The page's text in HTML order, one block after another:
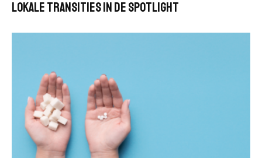
lokale transities in de spotlight